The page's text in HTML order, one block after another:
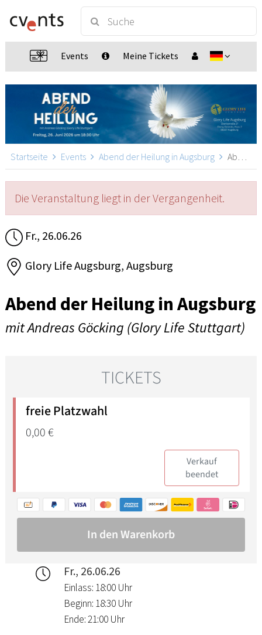
Events Meine Tickets
Startseite Events Abend der Heilung in Augsburg Abend der Heilung in Augsburg, Augsburg
Die Veranstaltung liegt in der Vergangenheit.
Fr., 26.06.26
Glory Life Augsburg, Augsburg
Abend der Heilung in Augsburg
mit Andreas Göcking (Glory Life Stuttgart)
Fr., 26.06.26
Einlass: 18:00 Uhr
Beginn: 18:30 Uhr
Ende: 21:00 Uhr